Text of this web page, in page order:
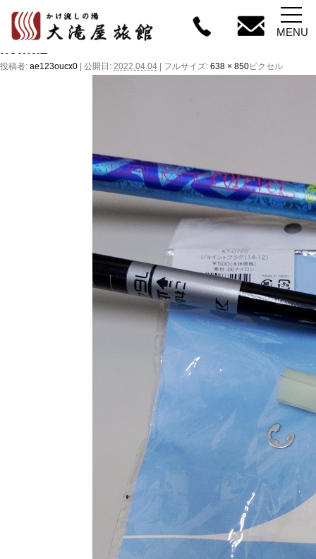
MENU
ノルディック・ウォーク メ
投稿者: ae123oucx0 公開日: 2022.04.04 フルサイズ: 638 × 850ピクセル